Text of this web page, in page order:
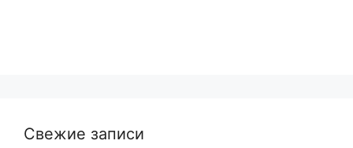
Свежие записи